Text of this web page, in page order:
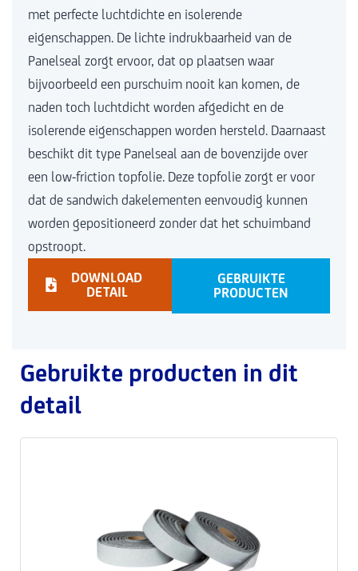
met perfecte luchtdichte en isolerende
eigenschappen. De lichte indrukbaarheid van de
Panelseal zorgt ervoor, dat op plaatsen waar
bijvoorbeeld een purschuim nooit kan komen, de
naden toch luchtdicht worden afgedicht en de
isolerende eigenschappen worden hersteld. Daarnaast
beschikt dit type Panelseal aan de bovenzijde over
een low-friction topfolie. Deze topfolie zorgt er voor
dat de sandwich dakelementen eenvoudig kunnen
worden gepositioneerd zonder dat het schuimband
opstroopt.
DOWNLOAD
DETAIL
GEBRUIKTE
PRODUCTEN
Gebruikte producten in dit
detail